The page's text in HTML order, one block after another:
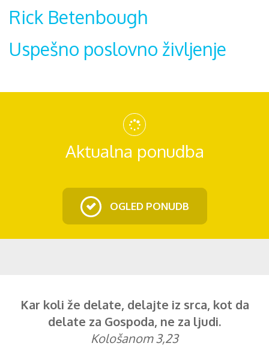
Rick Betenbough
Uspešno poslovno življenje
Aktualna ponudba
OGLED PONUDB
Kar koli že delate, delajte iz srca, kot da
delate za Gospoda, ne za ljudi.
Kološanom 3,23